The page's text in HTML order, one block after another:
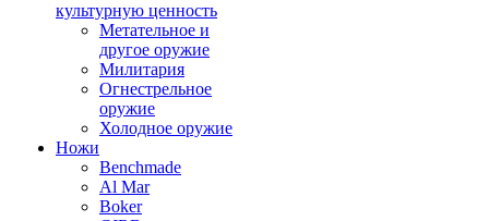
культурную ценность
Метательное и
другое оружие
Милитария
Огнестрельное
оружие
Холодное оружие
Ножи
Benchmade
Al Mar
Boker